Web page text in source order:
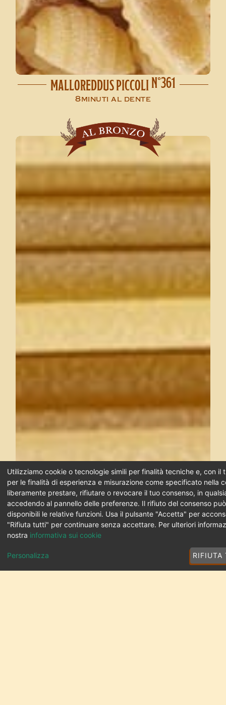
MALLOREDDUS PICCOLIN°361
8minuti al dente
Utilizziamo cookie o tecnologie simili per finalità tecniche e, con il
per le finalità di esperienza e misurazione come specificato nella
liberamente prestare, rifiutare o revocare il tuo consenso, in
accedendo al pannello delle preferenze. Il rifiuto del consenso
disponibili le relative funzioni. Usa il pulsante "Accetta" per
"Rifiuta tutti" per continuare senza accettare. Per ulteriori
nostra informativa sui cookie
Personalizza RIFIUTA